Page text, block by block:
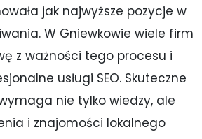
jak najwyższe pozycje w
W Gniewkowie wiele firm
z ważności tego procesu i
usługi SEO. Skuteczne
nie tylko wiedzy, ale
i znajomości lokalnego